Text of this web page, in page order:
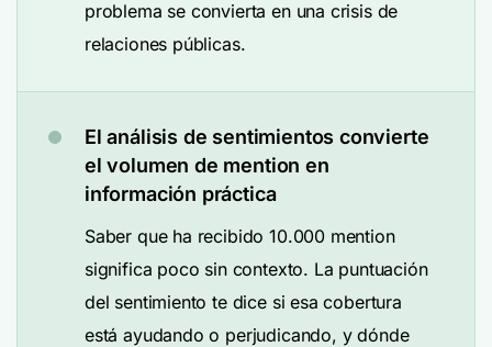
problema se convierta en una crisis de
relaciones públicas.
El análisis de sentimientos convierte
el volumen de mention en
información práctica
Saber que ha recibido 10.000 mention
significa poco sin contexto. La puntuación
del sentimiento te dice si esa cobertura
está ayudando o perjudicando, y dónde